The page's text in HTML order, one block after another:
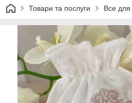
Товари та послуги Все